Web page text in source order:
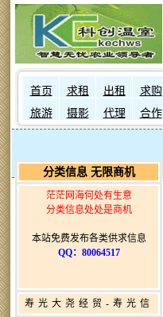
首页 求租 出租 求购
旅游
摄影 代理 合作
分类信息 无限商机
茫茫网海何处有生意
分类信息处处是商机
本站免费发布各类供求信息
QQ：80064517
寿光大尧经贸-寿光信